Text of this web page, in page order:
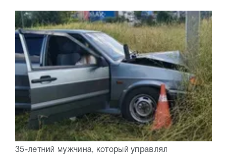
35-летний мужчина, который управлял